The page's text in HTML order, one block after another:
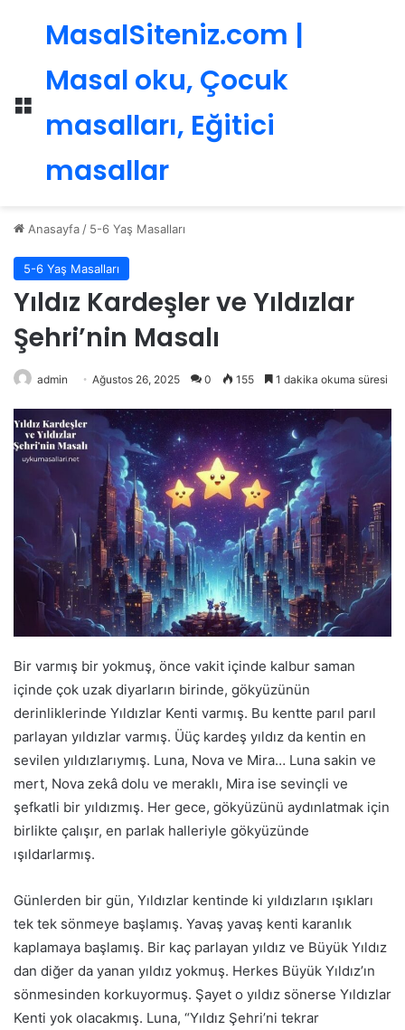
Menü
MasalSiteniz.com |
Masal oku, Çocuk
masalları, Eğitici
masallar
Anasayfa / 5-6 Yaş Masalları
5-6 Yaş Masalları
Yıldız Kardeşler ve Yıldızlar
Şehri’nin Masalı
admin Ağustos 26, 2025 0 155 1 dakika okuma süresi
Bir varmış bir yokmuş, önce vakit içinde kalbur saman
içinde çok uzak diyarların birinde, gökyüzünün
derinliklerinde Yıldızlar Kenti varmış. Bu kentte parıl parıl
parlayan yıldızlar varmış. Üüç kardeş yıldız da kentin en
sevilen yıldızlarıymış. Luna, Nova ve Mira… Luna sakin ve
mert, Nova zekâ dolu ve meraklı, Mira ise sevinçli ve
şefkatli bir yıldızmış. Her gece, gökyüzünü aydınlatmak için
birlikte çalışır, en parlak halleriyle gökyüzünde
ışıldarlarmış.
Günlerden bir gün, Yıldızlar kentinde ki yıldızların ışıkları
tek tek sönmeye başlamış. Yavaş yavaş kenti karanlık
kaplamaya başlamış. Bir kaç parlayan yıldız ve Büyük Yıldız
dan diğer da yanan yıldız yokmuş. Herkes Büyük Yıldız’ın
sönmesinden korkuyormuş. Şayet o yıldız sönerse Yıldızlar
Kenti yok olacakmış. Luna, “Yıldız Şehri’ni tekrar